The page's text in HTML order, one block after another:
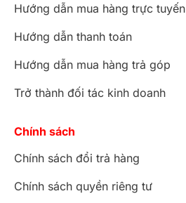
Hướng dẫn mua hàng trực tuyến
Hướng dẫn thanh toán
Hướng dẫn mua hàng trả góp
Trở thành đối tác kinh doanh
Chính sách
Chính sách đổi trả hàng
Chính sách quyền riêng tư